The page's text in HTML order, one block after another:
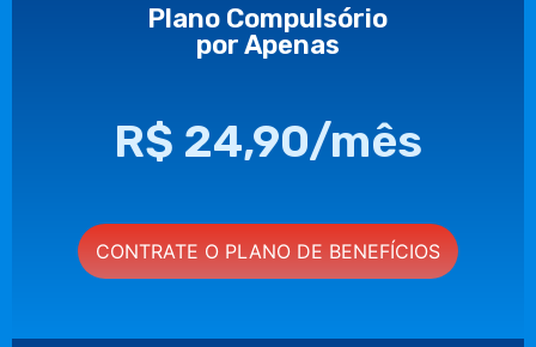
Plano Compulsório
por Apenas
R$ 24,90/mês
CONTRATE O PLANO DE BENEFÍCIOS